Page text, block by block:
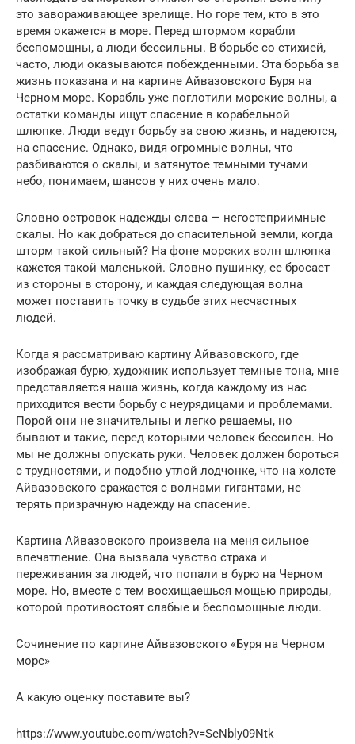
это завораживающее зрелище. Но горе тем, кто в это
время окажется в море. Перед штормом корабли
беспомощны, а люди бессильны. В борьбе со стихией,
часто, люди оказываются побежденными. Эта борьба за
жизнь показана и на картине Айвазовского Буря на
Черном море. Корабль уже поглотили морские волны, а
остатки команды ищут спасение в корабельной
шлюпке. Люди ведут борьбу за свою жизнь, и надеются,
на спасение. Однако, видя огромные волны, что
разбиваются о скалы, и затянутое темными тучами
небо, понимаем, шансов у них очень мало.
Словно островок надежды слева — негостеприимные
скалы. Но как добраться до спасительной земли, когда
шторм такой сильный? На фоне морских волн шлюпка
кажется такой маленькой. Словно пушинку, ее бросает
из стороны в сторону, и каждая следующая волна
может поставить точку в судьбе этих несчастных
людей.
Когда я рассматриваю картину Айвазовского, где
изображая бурю, художник использует темные тона, мне
представляется наша жизнь, когда каждому из нас
приходится вести борьбу с неурядицами и проблемами.
Порой они не значительны и легко решаемы, но
бывают и такие, перед которыми человек бессилен. Но
мы не должны опускать руки. Человек должен бороться
с трудностями, и подобно утлой лодчонке, что на холсте
Айвазовского сражается с волнами гигантами, не
терять призрачную надежду на спасение.
Картина Айвазовского произвела на меня сильное
впечатление. Она вызвала чувство страха и
переживания за людей, что попали в бурю на Черном
море. Но, вместе с тем восхищаешься мощью природы,
которой противостоят слабые и беспомощные люди.
Сочинение по картине Айвазовского «Буря на Черном
море»
А какую оценку поставите вы?
https://www.youtube.com/watch?v=SeNbly09Ntk